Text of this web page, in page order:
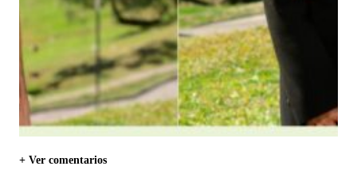
+ Ver comentarios